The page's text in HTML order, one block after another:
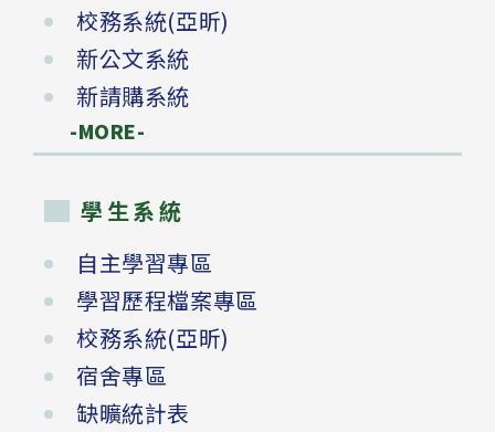
校務系統(亞昕)
新公文系統
新請購系統
-MORE-
學生系統
自主學習專區
學習歷程檔案專區
校務系統(亞昕)
宿舍專區
缺曠統計表